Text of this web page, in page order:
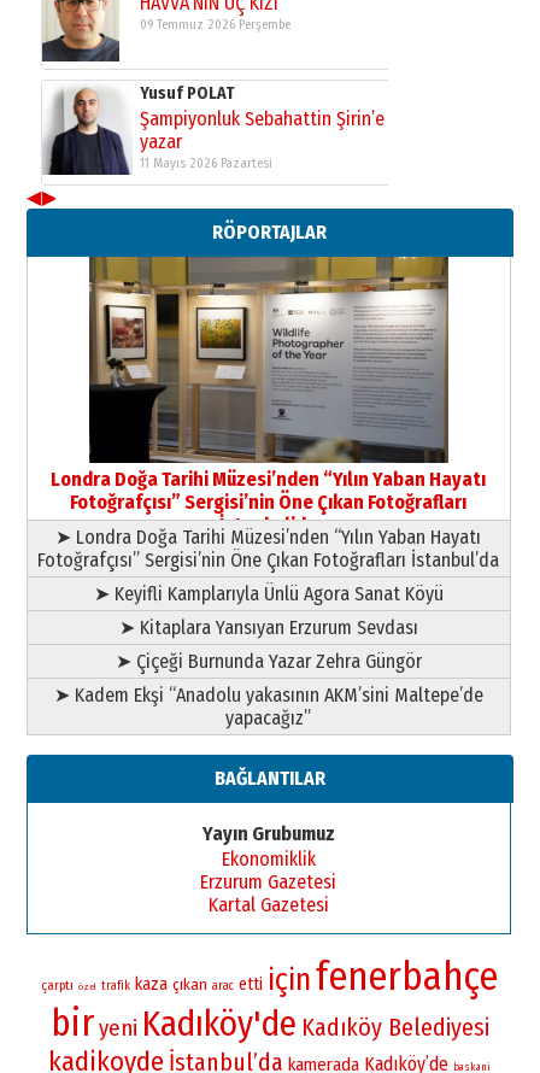
11 Mayıs 2026 Pazartesi
Neşat YALÇIN
Paranın Aile Kültüründeki Yeri
03 Ağustos 2026 Pazartesi
Yıldırım Gündoğdu
09 Temmuz 2026 Perşembe
Yusuf POLAT
Şampiyonluk Sebahattin Şirin’e
yazar
11 Mayıs 2026 Pazartesi
◀▶
RÖPORTAJLAR
Londra Doğa Tarihi Müzesi’nden “Yılın Yaban Hayatı
Fotoğrafçısı” Sergisi’nin Öne Çıkan Fotoğrafları
İstanbul’da
➤ Londra Doğa Tarihi Müzesi’nden “Yılın Yaban Hayatı
Fotoğrafçısı” Sergisi’nin Öne Çıkan Fotoğrafları İstanbul’da
➤ Keyifli Kamplarıyla Ünlü Agora Sanat Köyü
➤ Kitaplara Yansıyan Erzurum Sevdası
➤ Çiçeği Burnunda Yazar Zehra Güngör
➤ Kadem Ekşi “Anadolu yakasının AKM’sini Maltepe’de
yapacağız”
BAĞLANTILAR
Yayın Grubumuz
Ekonomiklik
Erzurum Gazetesi
Kartal Gazetesi
çarptı özel trafik kaza çıkan arac etti içinfenerbahçe
biryeni Kadıköy'de Kadıköy Belediyesi
kadikoyde İstanbul’da kamerada Kadıköy’de baskani